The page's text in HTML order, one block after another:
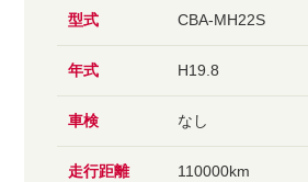
型式 CBA-MH22S
年式 H19.8
車検 なし
走行距離 110000km